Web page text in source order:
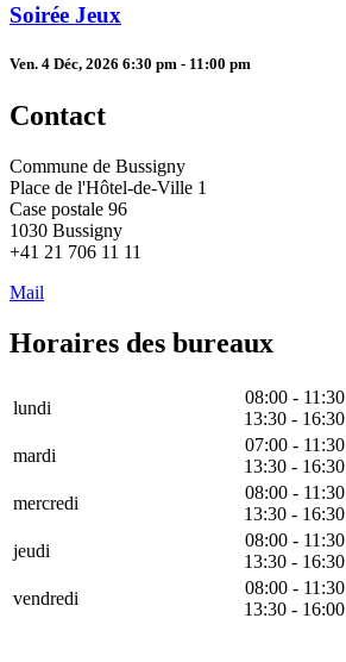
Soirée Jeux
Ven. 4 Déc, 2026 6:30 pm - 11:00 pm
Contact
Commune de Bussigny
Place de l'Hôtel-de-Ville 1
Case postale 96
1030 Bussigny
+41 21 706 11 11
Mail
Horaires des bureaux
lundi
08:00 - 11:30
13:30 - 16:30
mardi
07:00 - 11:30
13:30 - 16:30
mercredi
08:00 - 11:30
13:30 - 16:30
jeudi
08:00 - 11:30
13:30 - 16:30
vendredi
08:00 - 11:30
13:30 - 16:00